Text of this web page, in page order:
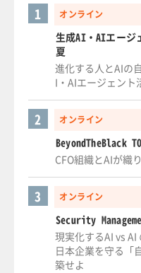
オンライン
1
生成AI・AIエージ
夏
進化する人とAIの
I・AIエージェント
オンライン
2
BeyondTheBlack
CFO組織とAIが織
オンライン
3
Security
現実化するAI vs
日本企業を守る「
築せよ